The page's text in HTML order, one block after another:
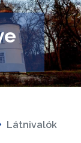
Látnivalók